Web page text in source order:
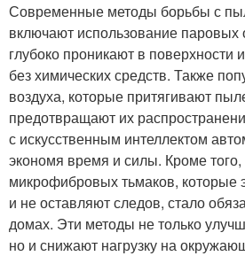
Современные методы борьбы с
включают использование паровых
глубоко проникают в поверхности
без химических средств. Также
воздуха, которые притягивают
предотвращают их
с искусственным интеллектом
экономя время и силы. Кроме
микрофибровых тьмаков,
и не оставляют следов, стало
домах. Эти методы не только
но и снижают нагрузку на